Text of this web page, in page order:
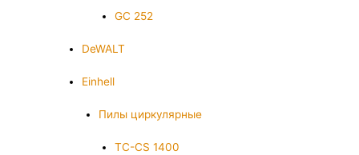
GC 252
DeWALT
Einhell
Пилы циркулярные
TC-CS 1400